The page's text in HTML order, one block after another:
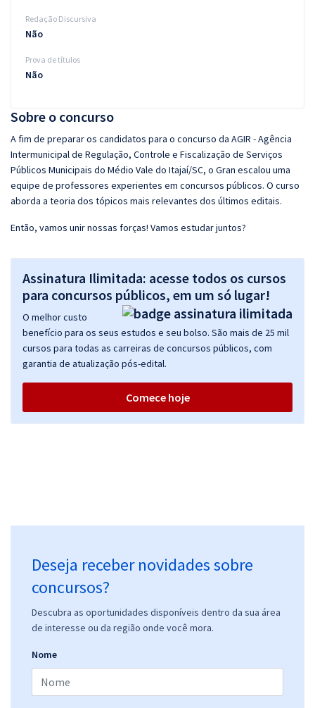
Sobre o concurso
A fim de preparar os candidatos para o concurso da AGIR - Agência
Intermunicipal de Regulação, Controle e Fiscalização de Serviços
Públicos Municipais do Médio Vale do Itajaí/SC, o Gran escalou uma
equipe de professores experientes em concursos públicos. O curso
aborda a teoria dos tópicos mais relevantes dos últimos editais.
Então, vamos unir nossas forças! Vamos estudar juntos?
Assinatura Ilimitada: acesse todos os cursos
para concursos públicos, em um só lugar!
O melhor custo
benefício para os seus estudos e seu bolso. São mais de 25 mil
cursos para todas as carreiras de concursos públicos, com
garantia de atualização pós-edital.
Comece hoje
Deseja receber novidades sobre
concursos?
Descubra as oportunidades disponíveis dentro da sua área
de interesse ou da região onde você mora.
Nome
Redação Discursiva
Não
Prova de títulos
Não